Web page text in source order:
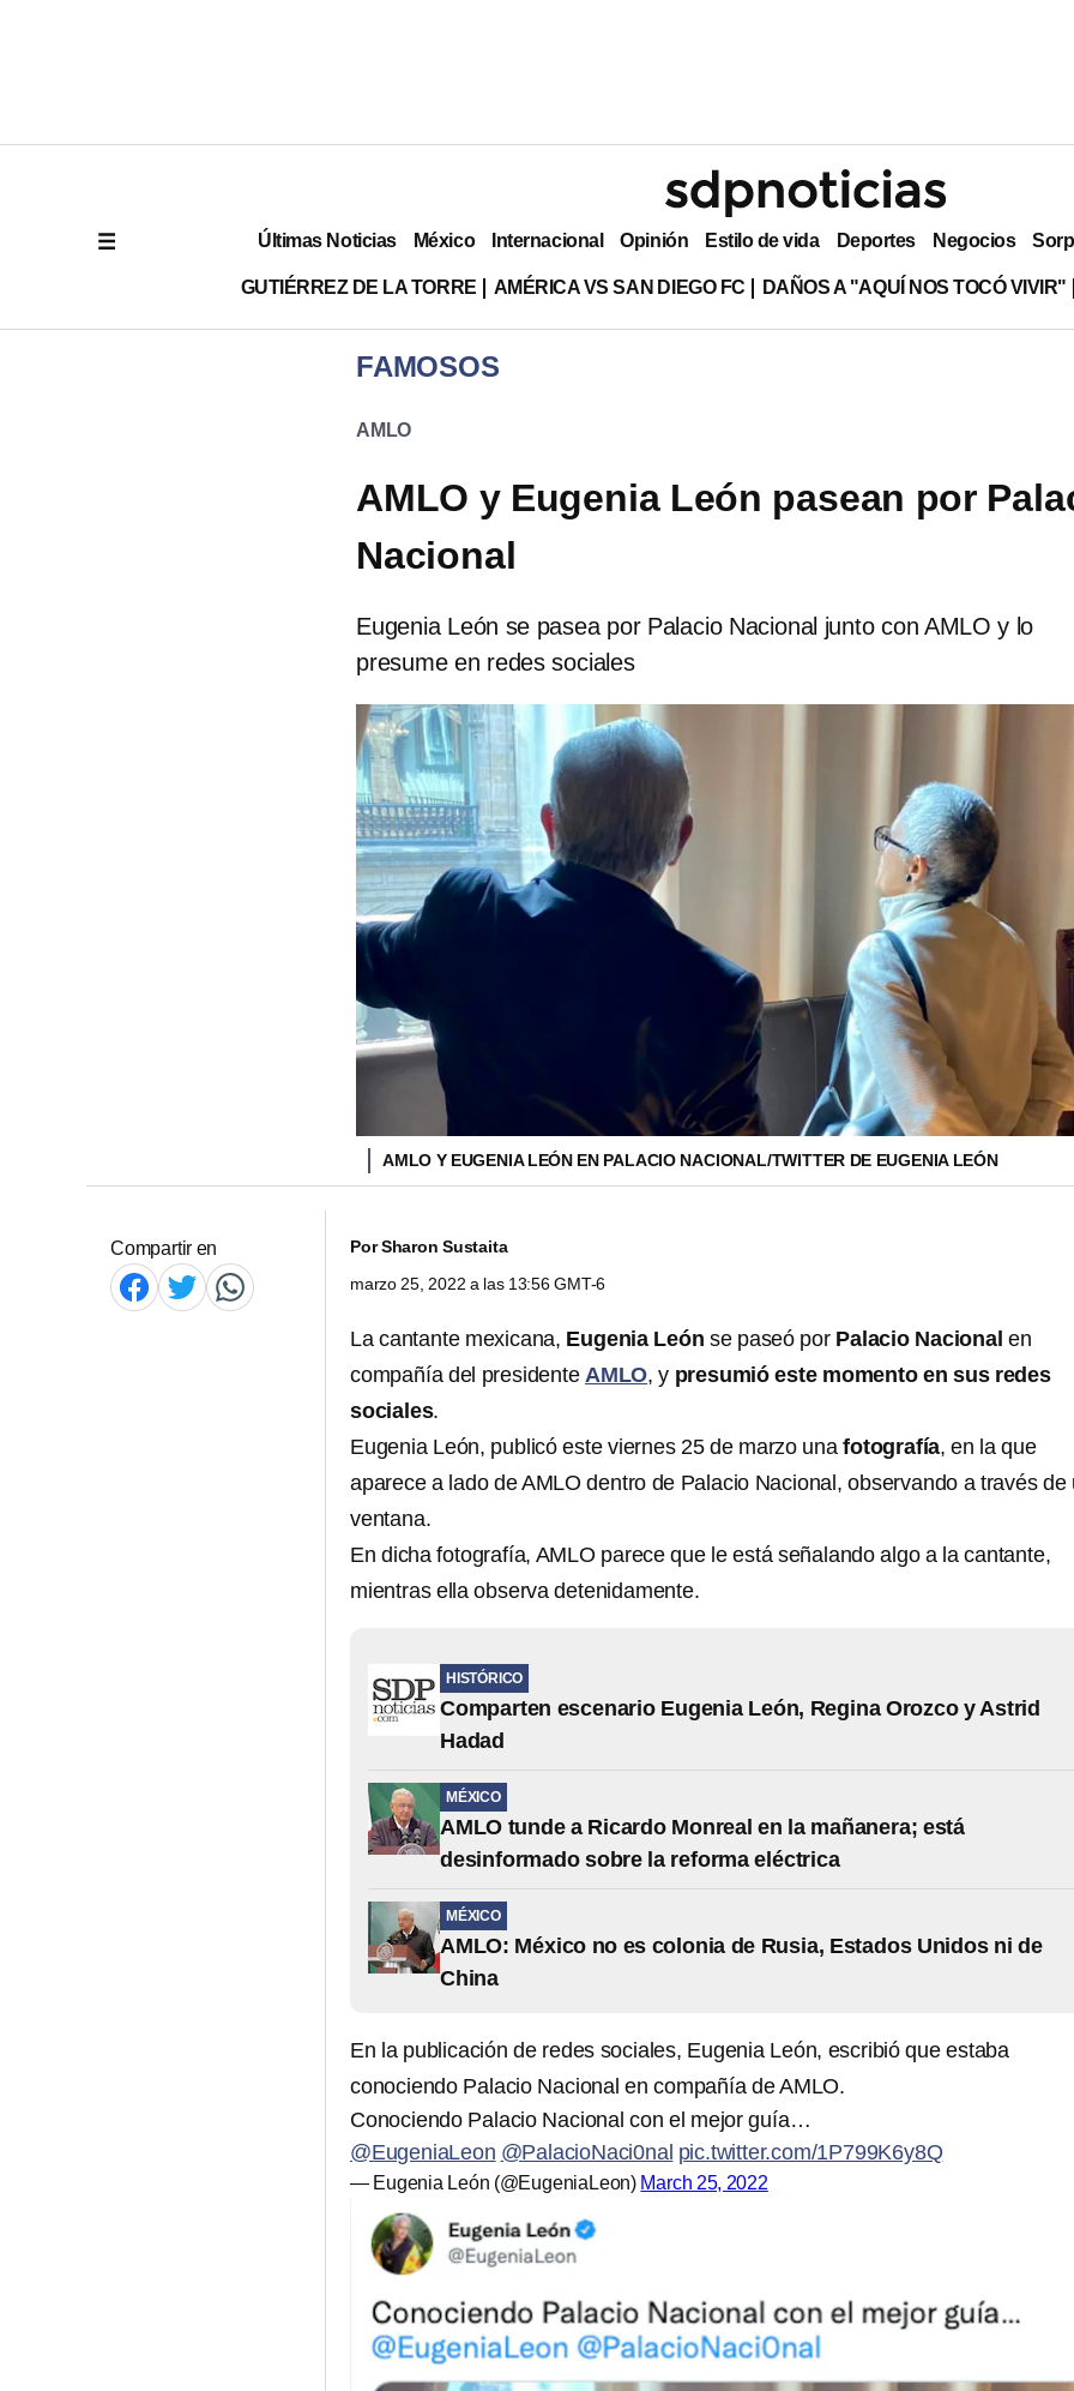
Últimas Noticias México Internacional Opinión Estilo de vida Deportes Negocios
GUTIÉRREZ DE LA TORRE AMÉRICA VS SAN DIEGO FC DAÑOS A "AQUÍ NOS TOCÓ VIVIR"
FAMOSOS
AMLO
AMLO y Eugenia León pasean por
Nacional
Eugenia León se pasea por Palacio Nacional junto con AMLO y lo
presume en redes sociales
AMLO Y EUGENIA LEÓN EN PALACIO NACIONAL/TWITTER DE EUGENIA LEÓN
Compartir en PorSharon Sustaita
marzo 25, 2022 a las 13:56 GMT-6
La cantante mexicana, Eugenia León se paseó porPalacio Nacionalen
compañía del presidenteAMLO, y presumió este momento en sus redes
sociales.
Eugenia León, publicó este viernes 25 de marzo unafotografía, en la que
aparece a lado de AMLO dentro de Palacio Nacional, observando a través de
ventana.
En dicha fotografía, AMLO parece que le está señalando algo a la cantante,
mientras ella observa detenidamente.
HISTÓRICO
Comparten escenario Eugenia León, Regina Orozco y Astrid
Hadad
MÉXICO
AMLO tunde a Ricardo Monreal en la mañanera; está
desinformado sobre la reforma eléctrica
MÉXICO
AMLO: México no es colonia de Rusia, Estados Unidos ni de
China
En la publicación de redes sociales, Eugenia León, escribió que estaba
conociendo Palacio Nacional en compañía de AMLO.
Conociendo Palacio Nacional con el mejor guía…
@EugeniaLeon @PalacioNaci0nal pic.twitter.com/1P799K6y8Q
— Eugenia León (@EugeniaLeon) March 25, 2022